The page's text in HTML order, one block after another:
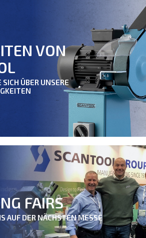
VON
ÜBER UNSERE
FAIRS
AUF DER NÄCHSTEN MESSE